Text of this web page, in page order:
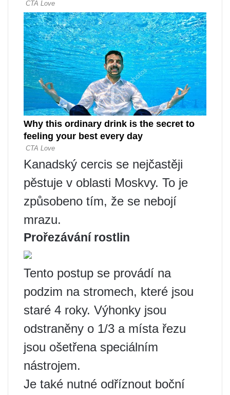
Kanadský cercis se nejčastěji
pěstuje v oblasti Moskvy. To je
způsobeno tím, že se nebojí
mrazu.
Prořezávání rostlin
Tento postup se provádí na
podzim na stromech, které jsou
staré 4 roky. Výhonky jsou
odstraněny o 1/3 a místa řezu
jsou ošetřena speciálním
nástrojem.
Je také nutné odříznout boční